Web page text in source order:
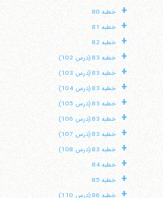
+ خطبه 80
+ خطبه 81
+ خطبه 82
+ خطبه 83 (درس 102)
+ خطبه 83 (درس 103)
+ خطبه 83 (درس 104)
+ خطبه 83 (درس 105)
+ خطبه 83 (درس 106)
+ خطبه 83 (درس 107)
+ خطبه 83 (درس 108)
+ خطبه 84
+ خطبه 85
+ خطبه 86 (درس 110)